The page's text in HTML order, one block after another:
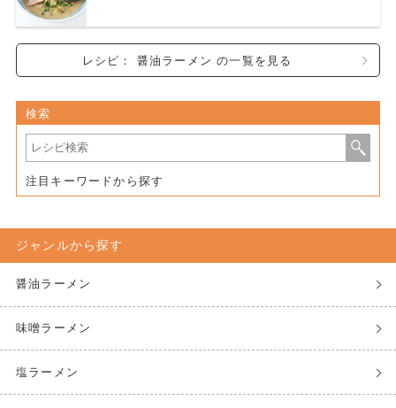
レシピ： 醤油ラーメン の一覧を見る
検索
注目キーワードから探す
ジャンルから探す
醤油ラーメン
味噌ラーメン
塩ラーメン